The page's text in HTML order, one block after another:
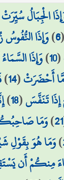
الْجِبَالُ سُيِّرَتْ
6
)وَإِذَا
(
10
)وَإِذَا
أَحْضَرَتْ(
14
)
تَنَفَّسَ(
18
)
21
)وَمَا
)وَمَا هُوَ بِقَوْلِ
مِنكُمْ أَن